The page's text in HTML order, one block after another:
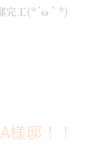
完工(*´ω｀*)
邸！！